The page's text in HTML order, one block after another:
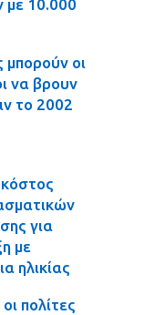
με 10.000
οι
να βρουν
το 2002
κόστος
για
με
ηλικίας
πολίτες